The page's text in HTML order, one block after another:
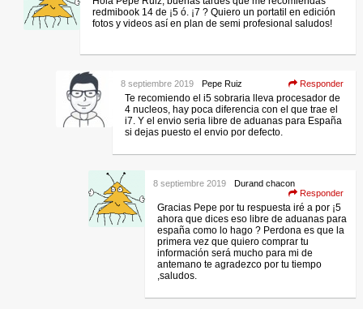
redmibook 14 de ¡5 ó. ¡7 ? Quiero un portatil en edición
fotos y videos así en plan de semi profesional saludos!
Pepe Ruiz
8 septiembre 2019 Responder
Te recomiendo el i5 sobraria lleva procesador de
4 nucleos, hay poca diferencia con el que trae el
i7. Y el envio seria libre de aduanas para España
si dejas puesto el envio por defecto.
Durand chacon
8 septiembre 2019
Responder
Gracias Pepe por tu respuesta iré a por ¡5
ahora que dices eso libre de aduanas para
españa como lo hago ? Perdona es que la
primera vez que quiero comprar tu
información será mucho para mi de
antemano te agradezco por tu tiempo
,saludos.